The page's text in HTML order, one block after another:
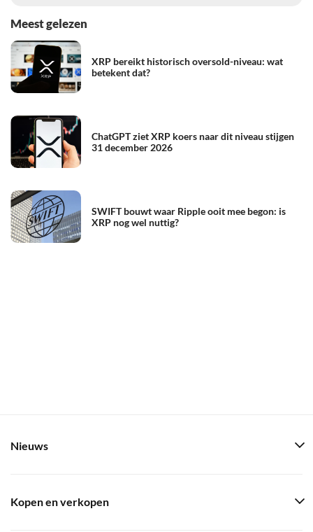
Meest gelezen
XRP bereikt historisch oversold-niveau: wat
betekent dat?
ChatGPT ziet XRP koers naar dit niveau stijgen
31 december 2026
SWIFT bouwt waar Ripple ooit mee begon: is
XRP nog wel nuttig?
Nieuws
Kopen en verkopen